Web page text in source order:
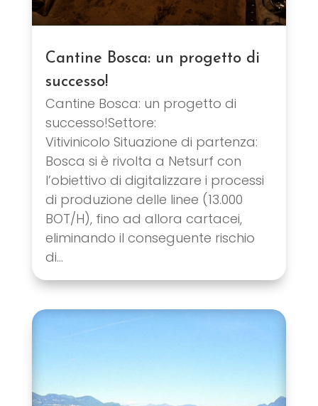
Cantine Bosca: un progetto di
successo!
Cantine Bosca: un progetto di
successo!Settore:
Vitivinicolo Situazione di partenza:
Bosca si è rivolta a Netsurf con
l’obiettivo di digitalizzare i processi
di produzione delle linee (13.000
BOT/H), fino ad allora cartacei,
eliminando il conseguente rischio
di...